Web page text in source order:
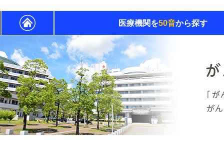
医療機関を50音から探す